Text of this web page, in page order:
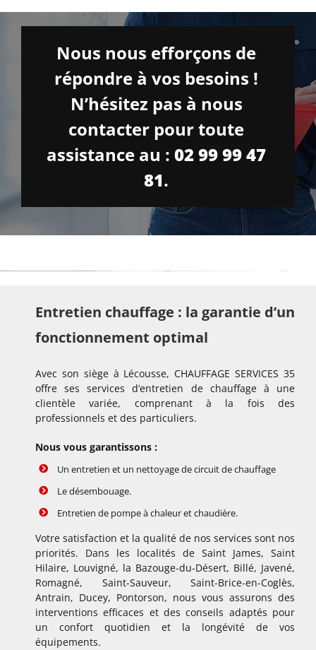
Nous nous efforçons de
répondre à vos besoins !
N’hésitez pas à nous
contacter pour toute
assistance au : 02 99 99 47
81.
Entretien chauffage : la garantie d’un
fonctionnement optimal
Avec son siège à Lécousse, CHAUFFAGE SERVICES 35
offre ses services d’entretien de chauffage à une
clientèle variée, comprenant à la fois des
professionnels et des particuliers.
Nous vous garantissons :
Un entretien et un nettoyage de circuit de chauffage
Le désembouage.
Entretien de pompe à chaleur et chaudière.
Votre satisfaction et la qualité de nos services sont nos
priorités. Dans les localités de Saint James, Saint
Hilaire, Louvigné, la Bazouge-du-Désert, Billé, Javené,
Romagné, Saint-Sauveur, Saint-Brice-en-Coglès,
Antrain, Ducey, Pontorson, nous vous assurons des
interventions efficaces et des conseils adaptés pour
un confort quotidien et la longévité de vos
équipements.